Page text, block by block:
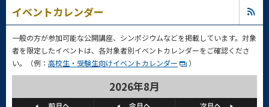
イベントカレンダー
一般の方が参加可能な公開講座、シンポジウムなどを掲載しています。対象
者を限定したイベントは、各対象者別イベントカレンダーをご確認くださ
い。（例： 高校生・受験生向けイベントカレンダー ）
2026年8月